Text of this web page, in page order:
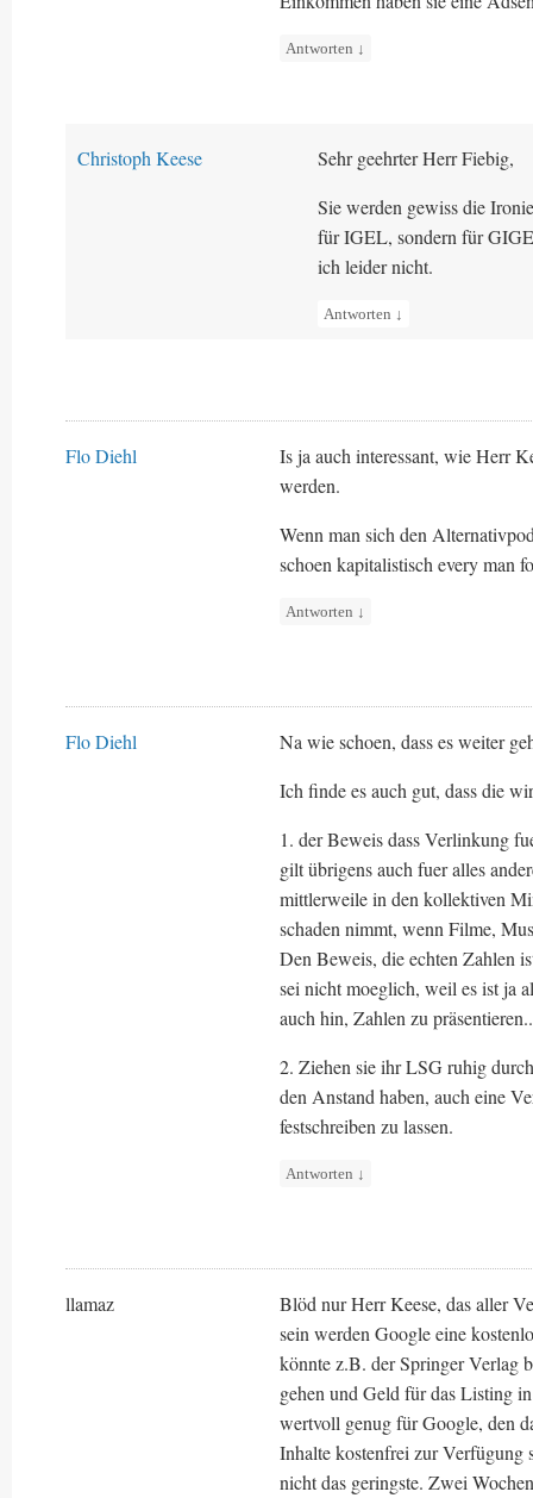
Antworten ↓
Christoph Keese
Sehr geehrter Herr Fiebig,
Sie werden gewiss die
für IGEL, sondern für
ich leider nicht.
Antworten ↓
Flo Diehl
Is ja auch interessant, wie Herr
werden.
Wenn man sich den
schoen kapitalistisch every man
Antworten ↓
Flo Diehl
Na wie schoen, dass es weiter
Ich finde es auch gut, dass die
1. der Beweis dass Verlinkung
gilt übrigens auch fuer alles
mittlerweile in den kollektiven
schaden nimmt, wenn Filme,
Den Beweis, die echten Zahlen
sei nicht moeglich, weil es ist ja
auch hin, Zahlen zu präsentieren..
2. Ziehen sie ihr LSG ruhig
den Anstand haben, auch eine
festschreiben zu lassen.
Antworten ↓
llamaz
Blöd nur Herr Keese, das aller
sein werden Google eine
könnte z.B. der Springer Verlag
gehen und Geld für das Listing
wertvoll genug für Google, den
Inhalte kostenfrei zur Verfügung
nicht das geringste. Zwei